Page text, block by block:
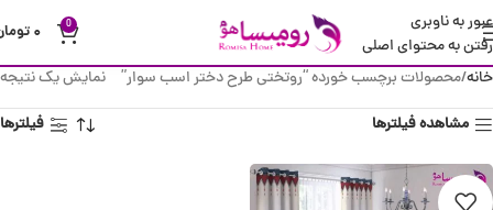
عبور به ناوبری
رفتن به محتوای اصلی
0 ۰
خانه محصولات برچسب خورده “روتختی طرح دختر اسب سوار”
نمایش یک نتیجه
مشاهده فیلترها
فیلترها